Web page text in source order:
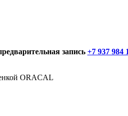
запись +7 937 984
ORACAL